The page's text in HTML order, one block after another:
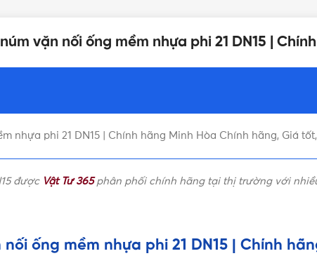
Theo chính sách của hãng ĐÓNG GÓI
vặn nối ống mềm nhựa phi 21 DN15 |
nhựa phi 21 DN15 | Chính hãng Minh Hòa Chính hãng, Giá
được Vật Tư 365phân phối chính hãng tại thị trường với
nối ống mềm nhựa phi 21 DN15 | Chính